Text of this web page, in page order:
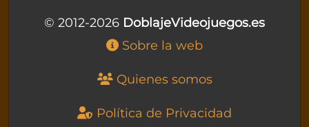
© 2012-2026 DoblajeVideojuegos.es
Sobre la web
Quienes somos
Política de Privacidad